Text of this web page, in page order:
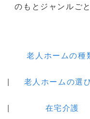
のもとジャンルご
老人ホームの種
老人ホームの選
在宅介護